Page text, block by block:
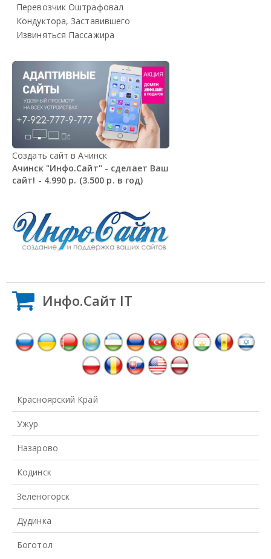
Перевозчик Оштрафовал
Кондуктора, Заставившего
Извиняться Пассажира
Создать сайт в Ачинск
Ачинск "Инфо.Сайт" - сделает Ваш
сайт! - 4.990 р. (3.500 р. в год)
Инфо.Сайт IT
Красноярский Край
Ужур
Назарово
Кодинск
Зеленогорск
Дудинка
Боготол